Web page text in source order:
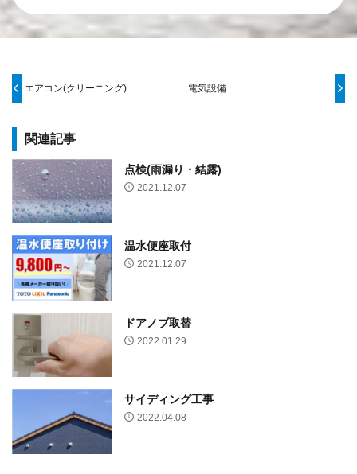
エアコン(クリーニング) 電気設備
関連記事
点検(雨漏り・結露)
2021.12.07
温水便座取付
2021.12.07
ドアノブ取替
2022.01.29
サイディング工事
2022.04.08